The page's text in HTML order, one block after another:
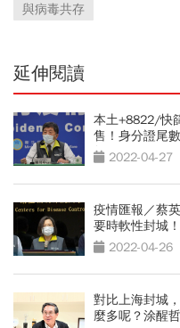
與病毒共存
延伸閱讀
本土+8822/快
售！身分證尾
領 2022-04-27
疫情匯報／蔡
要時軟性封城
2022-04-26
對比上海封城
麼多呢？涂醒